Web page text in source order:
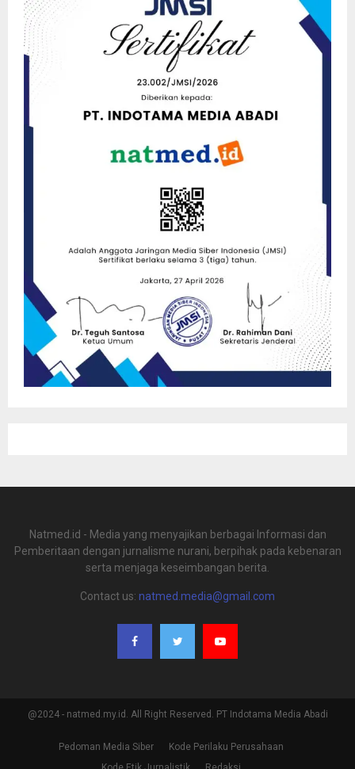
Natmed.id - Media yang menyajikan berbagai Informasi dan
Pemberitaan dengan jurnalisme nurani, berpihak pada kebenaran
serta menjaga keseimbangan berita.
Contact us: natmed.media@gmail.com
@2024 - natmed.my.id. All Right Reserved. PT Indotama Media Abadi
Pedoman Media Siber
Kode Perilaku Perusahaan